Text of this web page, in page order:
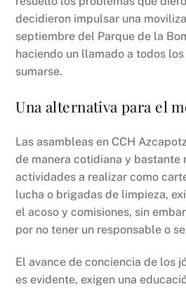
decidieron impulsar una
septiembre del Parque de la
haciendo un llamado a todos
sumarse.
Una alternativa para el
Las asambleas en CCH
de manera cotidiana y bastante
actividades a realizar como
lucha o brigadas de limpieza,
el acoso y comisiones, sin
por no tener un responsable o
El avance de conciencia de los
es evidente, exigen una